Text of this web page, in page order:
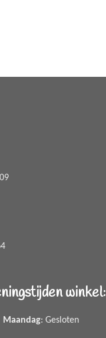
winkel:
Maandag: Gesloten